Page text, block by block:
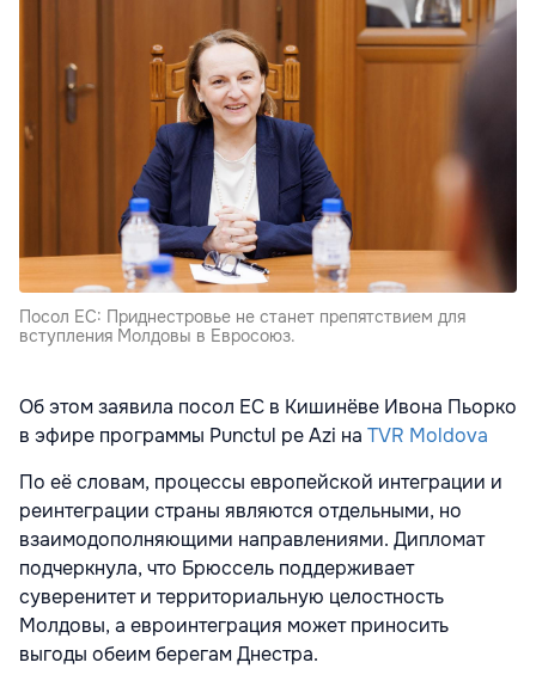
Посол ЕС: Приднестровье не станет препятствием для
вступления Молдовы в Евросоюз.
Об этом заявила посол ЕС в Кишинёве Ивона Пьорко
в эфире программы Punctul pe Azi на TVR Moldova
По её словам, процессы европейской интеграции и
реинтеграции страны являются отдельными, но
взаимодополняющими направлениями. Дипломат
подчеркнула, что Брюссель поддерживает
суверенитет и территориальную целостность
Молдовы, а евроинтеграция может приносить
выгоды обеим берегам Днестра.